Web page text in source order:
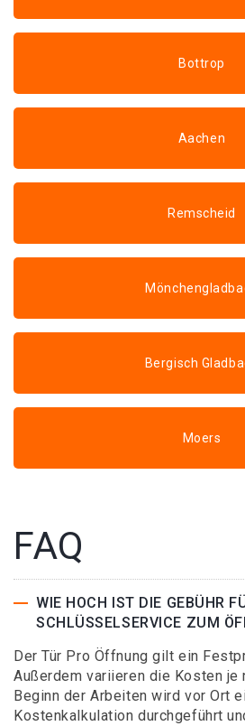
Bottrop
Aachen
Remscheid
Bergisch
Moers
FAQ
WIE HOCH IST DIE GEBÜHR
SCHLÜSSELSERVICE ZUM
Der Tür Pro Öffnung gilt ein
Außerdem variieren die Kosten je
Beginn der Arbeiten wird vor Ort
Kostenkalkulation durchgeführt